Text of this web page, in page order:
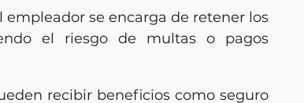
empleador se encarga de retener los
el riesgo de multas o pagos
recibir beneficios como seguro